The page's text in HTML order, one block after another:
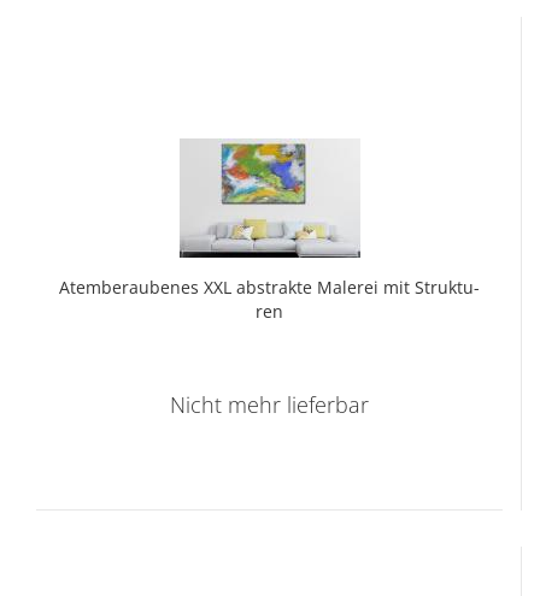
Atem­be­rau­benes XXL abs­trak­te Ma­le­rei mit Struk­tu­
ren
Nicht mehr lieferbar